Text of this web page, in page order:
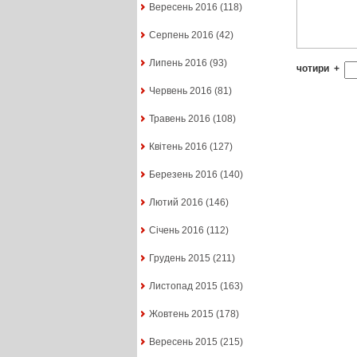
Вересень 2016 (118)
Серпень 2016 (42)
Липень 2016 (93)
Червень 2016 (81)
Травень 2016 (108)
Квітень 2016 (127)
Березень 2016 (140)
Лютий 2016 (146)
Січень 2016 (112)
Грудень 2015 (211)
Листопад 2015 (163)
Жовтень 2015 (178)
Вересень 2015 (215)
чотири +